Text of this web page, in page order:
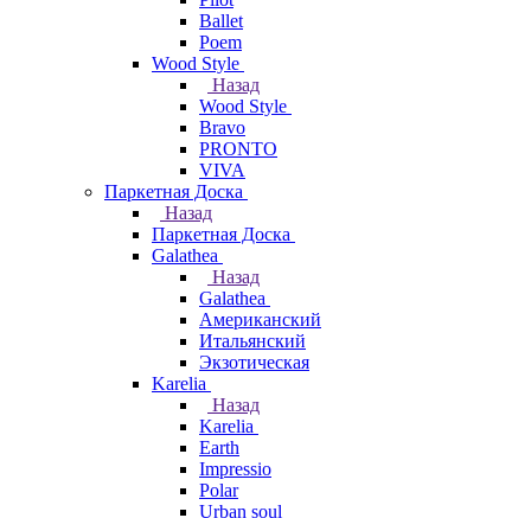
Ballet
Poem
Wood Style
Назад
Wood Style
Bravo
PRONTO
VIVA
Паркетная Доска
Назад
Паркетная Доска
Galathea
Назад
Galathea
Американский
Итальянский
Экзотическая
Karelia
Назад
Karelia
Earth
Impressio
Polar
Urban soul